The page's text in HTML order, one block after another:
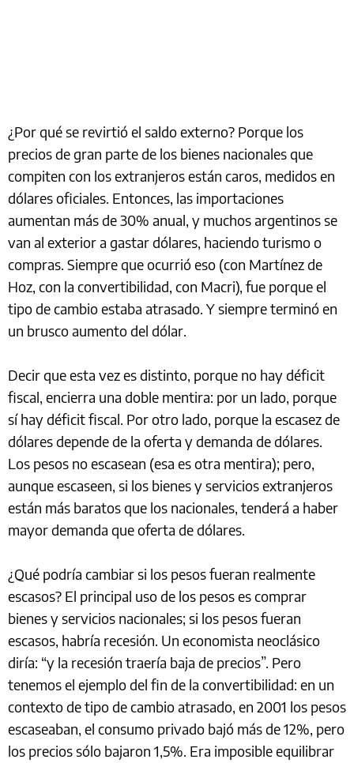
¿Por qué se revirtió el saldo externo? Porque los
precios de gran parte de los bienes nacionales que
compiten con los extranjeros están caros, medidos en
dólares oficiales. Entonces, las importaciones
aumentan más de 30% anual, y muchos argentinos se
van al exterior a gastar dólares, haciendo turismo o
compras. Siempre que ocurrió eso (con Martínez de
Hoz, con la convertibilidad, con Macri), fue porque el
tipo de cambio estaba atrasado. Y siempre terminó en
un brusco aumento del dólar.
Decir que esta vez es distinto, porque no hay déficit
fiscal, encierra una doble mentira: por un lado, porque
sí hay déficit fiscal. Por otro lado, porque la escasez de
dólares depende de la oferta y demanda de dólares.
Los pesos no escasean (esa es otra mentira); pero,
aunque escaseen, si los bienes y servicios extranjeros
están más baratos que los nacionales, tenderá a haber
mayor demanda que oferta de dólares.
¿Qué podría cambiar si los pesos fueran realmente
escasos? El principal uso de los pesos es comprar
bienes y servicios nacionales; si los pesos fueran
escasos, habría recesión. Un economista neoclásico
diría: “y la recesión traería baja de precios”. Pero
tenemos el ejemplo del fin de la convertibilidad: en un
contexto de tipo de cambio atrasado, en 2001 los pesos
escaseaban, el consumo privado bajó más de 12%, pero
los precios sólo bajaron 1,5%. Era imposible equilibrar